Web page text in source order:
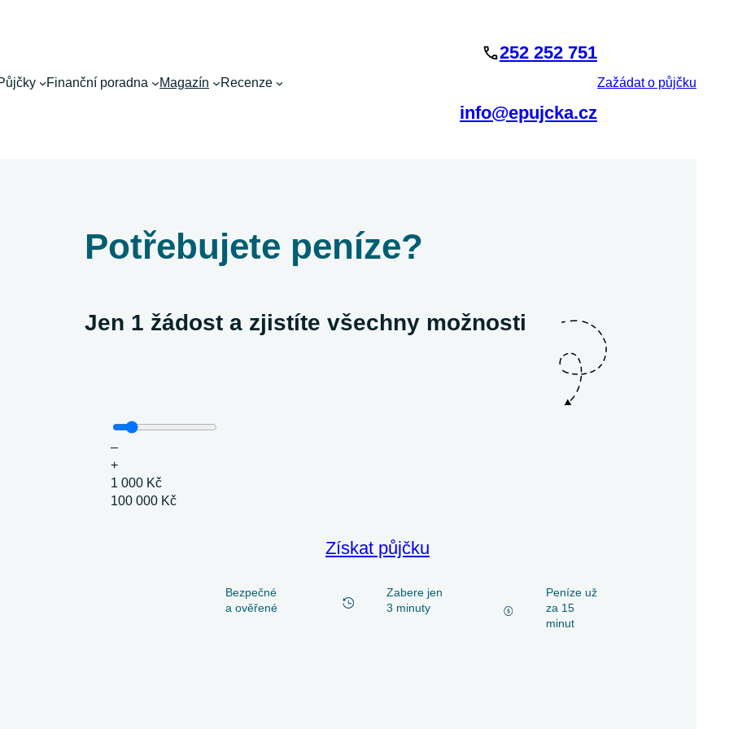
Finanční poradna Magazín Recenze
252 252 751
info@epujcka.cz
Zažádat o půjčku
Potřebujete peníze?
Jen 1 žádost a zjistíte všechny možnosti
–
+
1 000 Kč
100 000 Kč
Získat půjčku
Bezpečné
a ověřené
Zabere jen
3 minuty
Peníze už
za 15
minut